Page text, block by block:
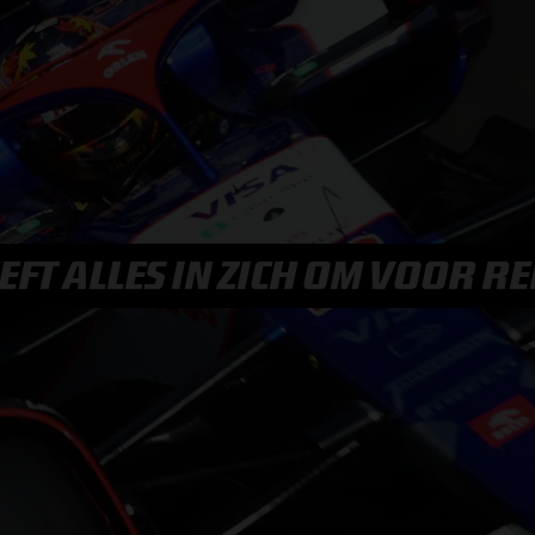
ALLES IN ZICH OM VOOR
F1 TEAMS KAMPIOENSCHAP
MAX VERSTAPPEN
RACE GEMIST
AANMELDEN NIEUWSBRIEF
NEEM CONTACT OP